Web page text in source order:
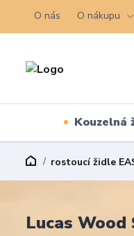
O nás O nákupu
Kouzelná
rostoucí židle
Lucas